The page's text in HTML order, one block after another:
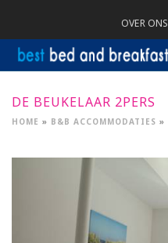
OVER ONS
DE BEUKELAAR 2PERS
HOME » B&B ACCOMMODATIES »